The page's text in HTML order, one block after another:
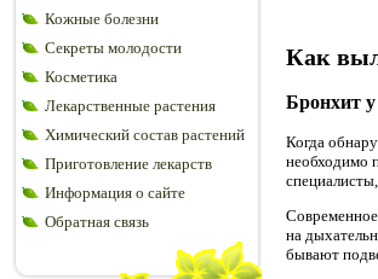
Кожные болезни
Секреты молодости
Косметика
Лекарственные растения
Химический состав растений
Приготовление лекарств
Информация о сайте
Обратная связь
Как
Бронхит у
Когда
необходимо
на
бывают